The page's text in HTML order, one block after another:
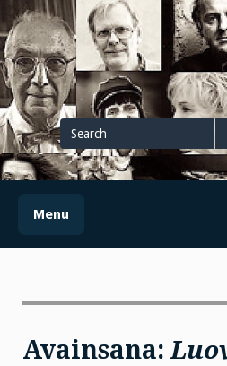
Skip
to
content
Search
for
Menu
Avainsana: